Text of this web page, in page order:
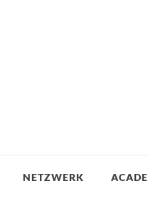
NETZWERK